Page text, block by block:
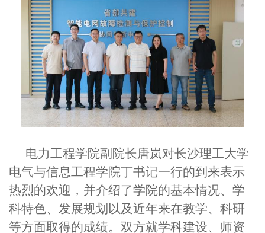
电力工程学院副院长唐岚对长沙理工大学
电气与信息工程学院丁书记一行的到来表示
热烈的欢迎，并介绍了学院的基本情况、学
科特色、发展规划以及近年来在教学、科研
等方面取得的成绩。双方就学科建设、师资